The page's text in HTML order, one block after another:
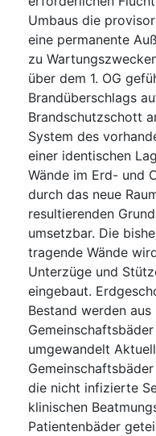
Umbaus die
eine permanente
zu
über dem 1. OG
Brandüberschlags
Brandschutzschott
System des
einer identischen
Wände im Erd- und
durch das neue
resultierenden
umsetzbar. Die
tragende Wände
Unterzüge und
eingebaut.
Bestand werden
umgewandelt
die nicht infizierte
klinischen
Patientenbäder